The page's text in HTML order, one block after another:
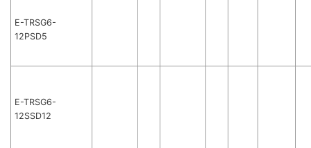
E-TRSG6-
12PSD5
E-TRSG6-
12SSD12